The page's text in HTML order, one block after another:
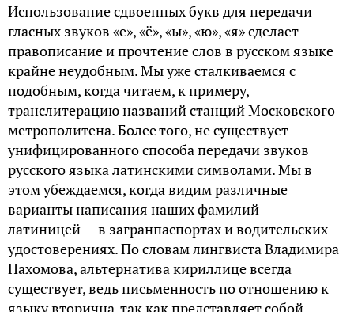
Использование сдвоенных букв для передачи
гласных звуков «е», «ё», «ы», «ю», «я» сделает
правописание и прочтение слов в русском языке
крайне неудобным. Мы уже сталкиваемся с
подобным, когда читаем, к примеру,
транслитерацию названий станций Московского
метрополитена. Более того, не существует
унифицированного способа передачи звуков
русского языка латинскими символами. Мы в
этом убеждаемся, когда видим различные
варианты написания наших фамилий
латиницей — в загранпаспортах и водительских
удостоверениях. По словам лингвиста Владимира
Пахомова, альтернатива кириллице всегда
существует, ведь письменность по отношению к
языку вторична, так как представляет собой